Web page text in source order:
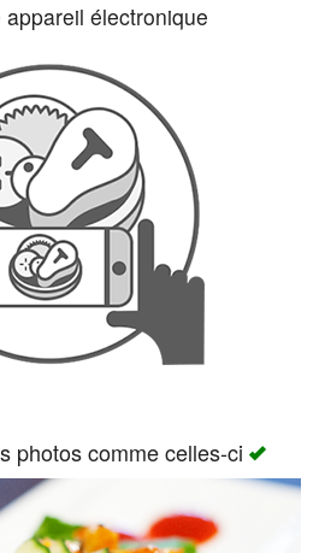
électronique
photos comme celles-ci